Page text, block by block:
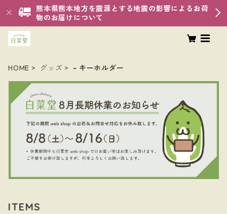
熊本県熊本地方を震源とする地震の影響によるお荷
物のお届けについて
HOME グッズ - キーホルダー
ITEMS